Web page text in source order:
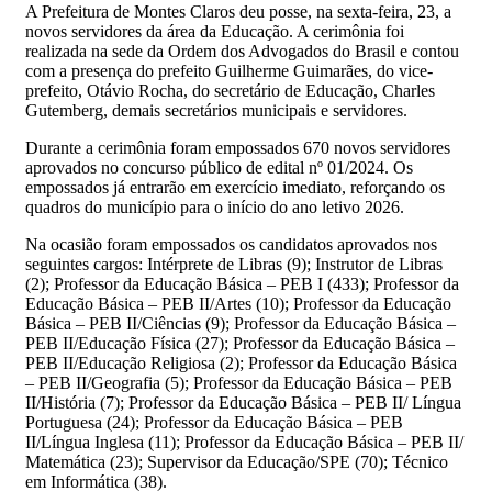
A Prefeitura de Montes Claros deu posse, na sexta-feira, 23, a
novos servidores da área da Educação. A cerimônia foi
realizada na sede da Ordem dos Advogados do Brasil e contou
com a presença do prefeito Guilherme Guimarães, do vice-
prefeito, Otávio Rocha, do secretário de Educação, Charles
Gutemberg, demais secretários municipais e servidores.
Durante a cerimônia foram empossados 670 novos servidores
aprovados no concurso público de edital nº 01/2024. Os
empossados já entrarão em exercício imediato, reforçando os
quadros do município para o início do ano letivo 2026.
Na ocasião foram empossados os candidatos aprovados nos
seguintes cargos: Intérprete de Libras (9); Instrutor de Libras
(2); Professor da Educação Básica – PEB I (433); Professor da
Educação Básica – PEB II/Artes (10); Professor da Educação
Básica – PEB II/Ciências (9); Professor da Educação Básica –
PEB II/Educação Física (27); Professor da Educação Básica –
PEB II/Educação Religiosa (2); Professor da Educação Básica
– PEB II/Geografia (5); Professor da Educação Básica – PEB
II/História (7); Professor da Educação Básica – PEB II/ Língua
Portuguesa (24); Professor da Educação Básica – PEB
II/Língua Inglesa (11); Professor da Educação Básica – PEB II/
Matemática (23); Supervisor da Educação/SPE (70); Técnico
em Informática (38).